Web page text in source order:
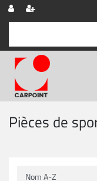
Pièces de